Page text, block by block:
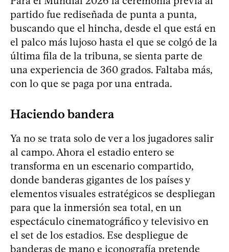
partido fue rediseñada de punta a punta,
buscando que el hincha, desde el que está en
el palco más lujoso hasta el que se colgó de la
última fila de la tribuna, se sienta parte de
una experiencia de 360 grados. Faltaba más,
con lo que se paga por una entrada.
Haciendo bandera
Ya no se trata solo de ver a los jugadores salir
al campo. Ahora el estadio entero se
transforma en un escenario compartido,
donde banderas gigantes de los países y
elementos visuales estratégicos se despliegan
para que la inmersión sea total, en un
espectáculo cinematográfico y televisivo en
el set de los estadios. Ese despliegue de
banderas de mano e iconografía pretende